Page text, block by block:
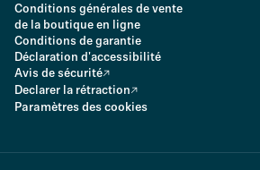
Conditions générales de vente
de la boutique en ligne
Conditions de garantie
Déclaration d'accessibilité
Avis de sécurité
Declarer la rétraction
Paramètres des cookies